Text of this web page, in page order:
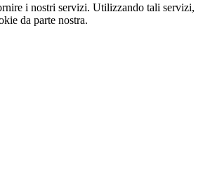
i nostri servizi. Utilizzando tali servizi,
da parte nostra.